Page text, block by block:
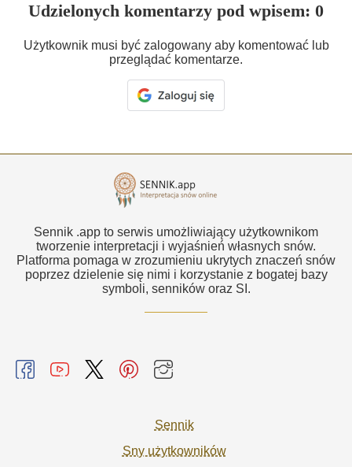
Udzielonych komentarzy pod wpisem: 0
Użytkownik musi być zalogowany aby komentować lub
przeglądać komentarze.
Sennik .app to serwis umożliwiający użytkownikom
tworzenie interpretacji i wyjaśnień własnych snów.
Platforma pomaga w zrozumieniu ukrytych znaczeń snów
poprzez dzielenie się nimi i korzystanie z bogatej bazy
symboli, senników oraz SI.
Sennik
Sny użytkowników